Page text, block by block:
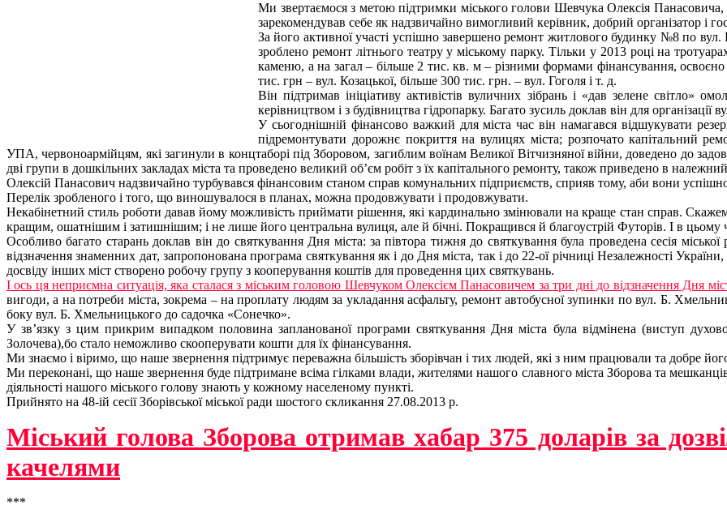
Ми звертаємося з метою підтримки міського голови Шевчука Олексія
зарекомендував себе як надзвичайно вимогливий керівник, добрий організатор і
За його активної участі успішно завершено ремонт житлового будинку №8 по
зроблено ремонт літнього театру у міському парку. Тільки у 2013 році на
каменю, а на загал – більше 2 тис. кв. м – різними формами фінансування,
тис. грн – вул. Козацької, більше 300 тис. грн. – вул. Гоголя і т. д.
Він підтримав ініціативу активістів вуличних зібрань і «дав зелене світло»
керівництвом і з будівництва гідропарку. Багато зусиль доклав він для організації
У сьогоднішній фінансово важкий для міста час він намагався відшукувати
підремонтувати дорожнє покриття на вулицях міста; розпочато капітальний
УПА, червоноармійцям, які загинули в концтаборі під Зборовом, загиблим воїнам Великої Вітчизняної війни, доведено до
дві групи в дошкільних закладах міста та проведено великий об’єм робіт з їх капітального ремонту, також приведено в
Олексій Панасович надзвичайно турбувався фінансовим станом справ комунальних підприємств, сприяв тому, аби вони
Перелік зробленого і того, що виношувалося в планах, можна продовжувати і продовжувати.
Некабінетний стиль роботи давав йому можливість приймати рішення, які кардинально змінювали на краще стан справ.
кращим, ошатнішим і затишнішим; і не лише його центральна вулиця, але й бічні. Покращився й благоустрій Футорів. І в цьому
Особливо багато старань доклав він до святкування Дня міста: за півтора тижня до святкування була проведена сесія
відзначення знаменних дат, запропонована програма святкування як і до Дня міста, так і до 22-ої річниці Незалежності
досвіду інших міст створено робочу групу з кооперування коштів для проведення цих святкувань.
І ось ця неприємна ситуація, яка сталася з міським головою Шевчуком Олексієм Панасовичем за три дні до відзначення Дня
вигоди, а на потреби міста, зокрема – на проплату людям за укладання асфальту, ремонт автобусної зупинки по вул. Б.
боку вул. Б. Хмельницького до садочка «Сонечко».
У зв’язку з цим прикрим випадком половина запланованої програми святкування Дня міста була відмінена (виступ
Золочева),бо стало неможливо скооперувати кошти для їх фінансування.
Ми знаємо і віримо, що наше звернення підтримує переважна більшість зборівчан і тих людей, які з ним працювали та добре
Ми переконані, що наше звернення буде підтримане всіма гілками влади, жителями нашого славного міста Зборова та
діяльності нашого міського голову знають у кожному населеному пункті.
Прийнято на 48-ій сесії Зборівської міської ради шостого скликання 27.08.2013 р.
Міський голова Зборова отримав хабар 375 доларів за
качелями